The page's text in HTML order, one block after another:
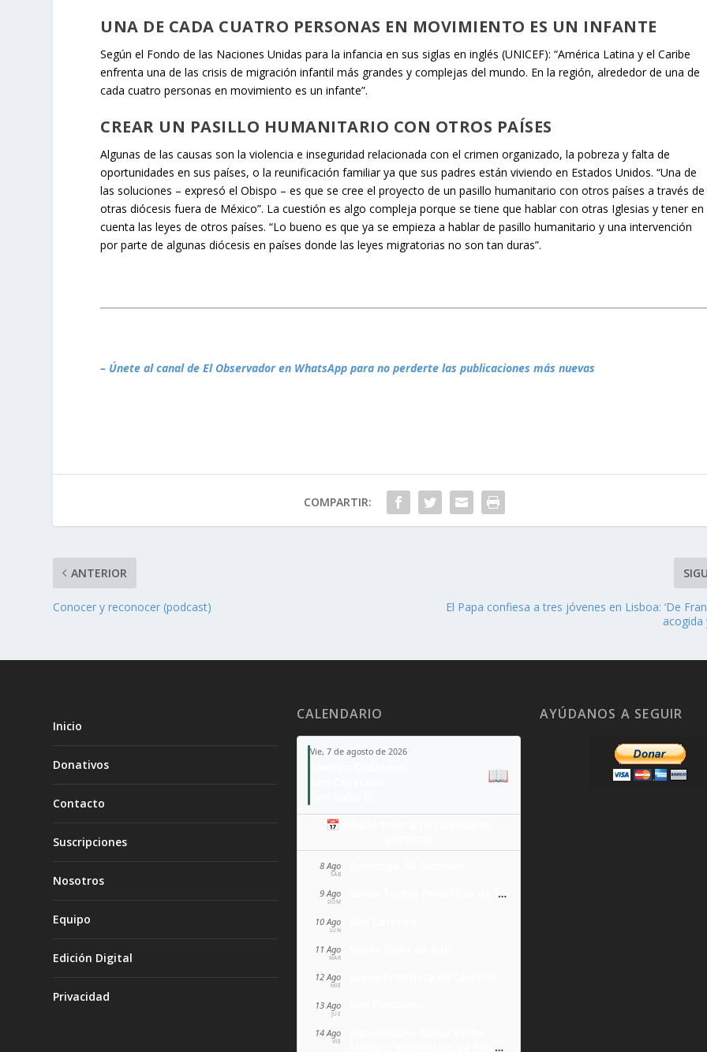
UNA DE CADA CUATRO PERSONAS EN MOVIMIENTO ES UN INFANTE
Según el Fondo de las Naciones Unidas para la infancia en sus siglas en inglés (UNICEF): “América Latina y el Caribe
enfrenta una de las crisis de migración infantil más grandes y complejas del mundo. En la región, alrededor de una de
cada cuatro personas en movimiento es un infante”.
CREAR UN PASILLO HUMANITARIO CON OTROS PAÍSES
Algunas de las causas son la violencia e inseguridad relacionada con el crimen organizado, la pobreza y falta de
oportunidades en sus países, o la reunificación familiar ya que sus padres están viviendo en Estados Unidos. “Una de
las soluciones – expresó el Obispo – es que se cree el proyecto de un pasillo humanitario con otros países a través de
otras diócesis fuera de México”. La cuestión es algo compleja porque se tiene que hablar con otras Iglesias y tener en
cuenta las leyes de otros países. “Lo bueno es que ya se empieza a hablar de pasillo humanitario y una intervención
por parte de algunas diócesis en países donde las leyes migratorias no son tan duras”.
– Únete al canal de El Observador en WhatsApp para no perderte las publicaciones más nuevas
COMPARTIR:
ANTERIOR
Conocer y reconocer (podcast)
El Papa confiesa a tres jóvenes en Lisboa: ‘De
acogida
Inicio
Donativos
Contacto
Suscripciones
Nosotros
Equipo
Edición Digital
Privacidad
CALENDARIO
Vie, 7 de agosto de 2026
📖
📅 Añade todo a tu calendario
8 Ago
SÁB
9 Ago
DOM
Santa Teresa Benedicta de la Cruz
10 Ago
LUN
11 Ago
MAR
12 Ago
MIÉ
13 Ago
JUE
14 Ago
VIE Milagro eucarístico de Florencia
AYÚDANOS A SEGUIR